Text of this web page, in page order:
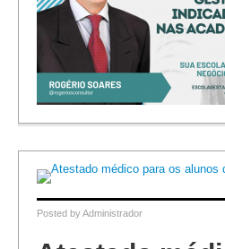
Academias de Verdade –
Sucesso
Posted byAdministrador